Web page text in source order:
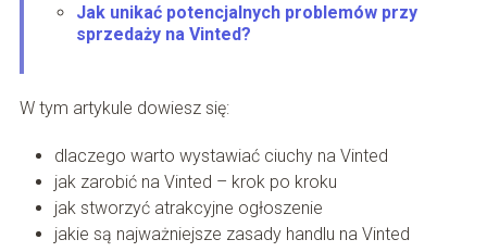
Jak unikać potencjalnych problemów przy
sprzedaży na Vinted?
W tym artykule dowiesz się:
dlaczego warto wystawiać ciuchy na Vinted
jak zarobić na Vinted – krok po kroku
jak stworzyć atrakcyjne ogłoszenie
jakie są najważniejsze zasady handlu na Vinted